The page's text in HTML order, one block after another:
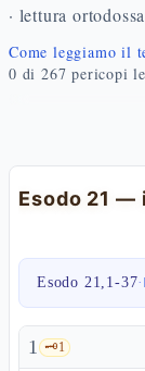
· lettura ortodossa
Come leggiamo il
0 di 267 pericopi
Esodo 21,1-37·
1 🗝️1